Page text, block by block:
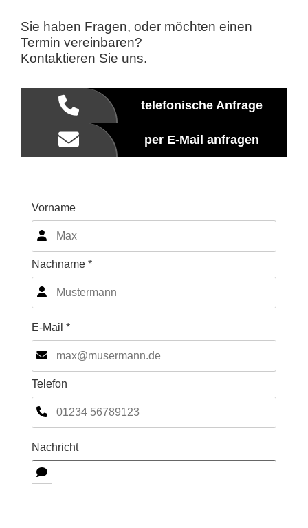
Sie haben Fragen, oder möchten einen
Termin vereinbaren?
Kontaktieren Sie uns.
telefonische Anfrage
per E-Mail anfragen
Vorname
Nachname *
E-Mail *
Telefon
Nachricht